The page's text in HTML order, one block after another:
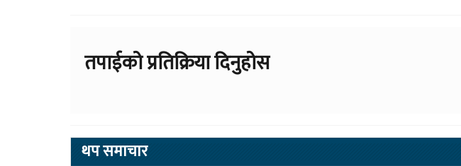
तपाईको प्रतिक्रिया दिनुहोस
थप समाचार